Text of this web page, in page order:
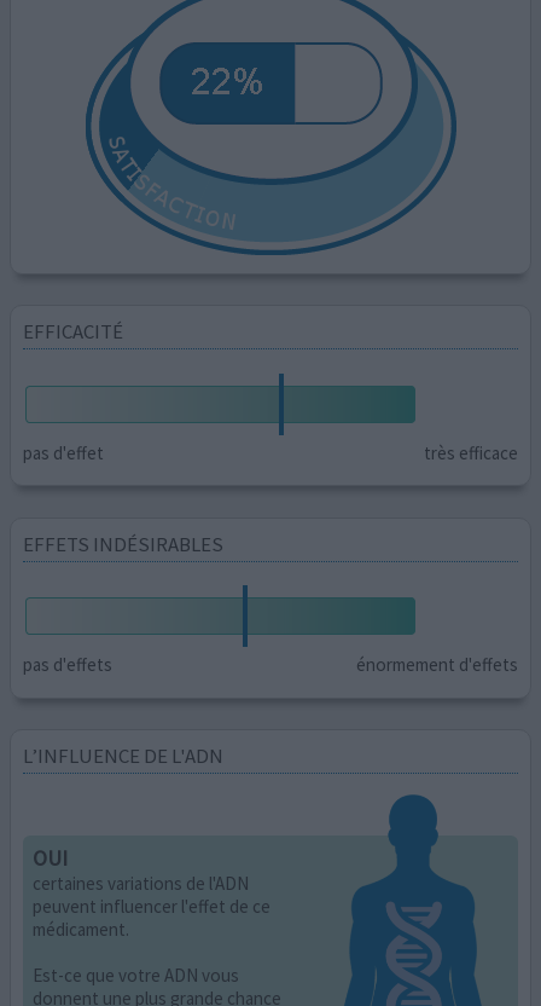
EFFICACITÉ
pas d'effet très efficace
EFFETS INDÉSIRABLES
pas d'effets énormement d'effets
L’INFLUENCE DE L'ADN
OUI
certaines variations de l'ADN
peuvent influencer l'effet de ce
médicament.
Est-ce que votre ADN vous
donnent une plus grande chance